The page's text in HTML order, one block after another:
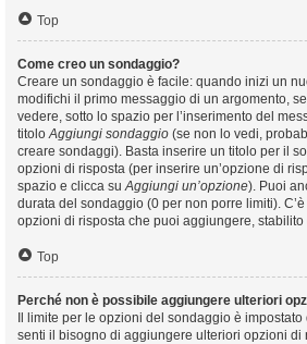
Top
Come creo un sondaggio?
Creare un sondaggio è facile: quando inizi un
modifichi il primo messaggio di un argomento,
vedere, sotto lo spazio per l’inserimento del
titoloAggiungi sondaggio (se non lo vedi,
creare sondaggi). Basta inserire un titolo per il
opzioni di risposta (per inserire un’opzione di
spazio e clicca suAggiungi un’opzione). Puoi
durata del sondaggio (0 per non porre limiti).
opzioni di risposta che puoi aggiungere, stabilito
Top
Perché non è possibile aggiungere ulteriori
Il limite per le opzioni del sondaggio è impostato
senti il bisogno di aggiungere ulteriori opzioni di